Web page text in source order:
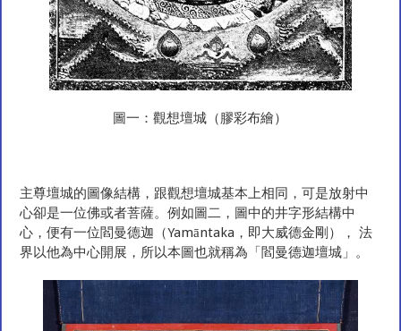
圖一：觀想壇城（膠彩布繪）
主尊壇城的圖像結構，跟觀想壇城基本上相同，可是放射中
心卻是一位佛或者菩薩。例如圖二，圖中的井字形結構中
心，便有一位閻曼德迦（Yamāntaka，即大威德金剛）， 法
界以他為中心開展，所以本圖也就稱為「閻曼德迦壇城」。